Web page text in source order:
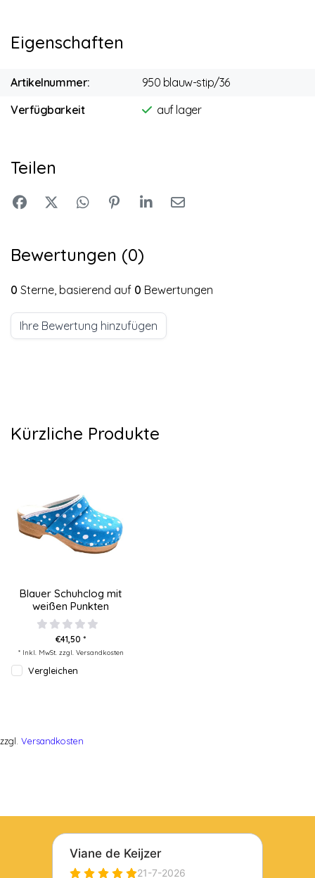
Eigenschaften
Artikelnummer:
950 blauw-stip/36
Verfügbarkeit
auf lager
Teilen
Bewertungen (0)
0 Sterne, basierend auf 0 Bewertungen
Ihre Bewertung hinzufügen
Kürzliche Produkte
Blauer Schuhclog mit
weißen Punkten
€41,50 *
* Inkl. MwSt. zzgl. Versandkosten
Vergleichen
zzgl. Versandkosten